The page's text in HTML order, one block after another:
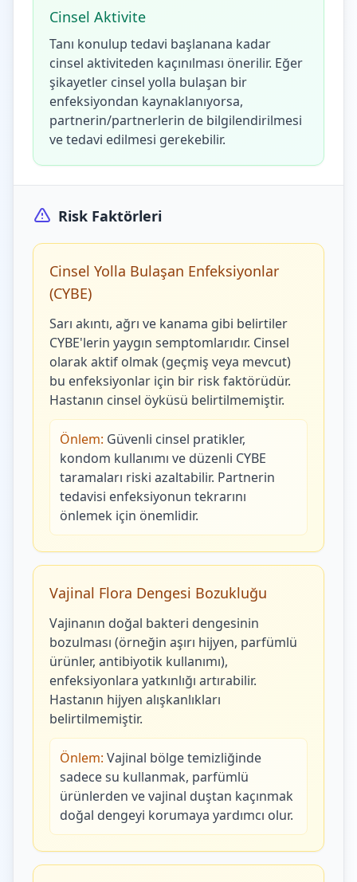
Cinsel Aktivite
Tanı konulup tedavi başlanana kadar
cinsel aktiviteden kaçınılması önerilir. Eğer
şikayetler cinsel yolla bulaşan bir
enfeksiyondan kaynaklanıyorsa,
partnerin/partnerlerin de bilgilendirilmesi
ve tedavi edilmesi gerekebilir.
Risk Faktörleri
Cinsel Yolla Bulaşan Enfeksiyonlar
(CYBE)
Sarı akıntı, ağrı ve kanama gibi belirtiler
CYBE'lerin yaygın semptomlarıdır. Cinsel
olarak aktif olmak (geçmiş veya mevcut)
bu enfeksiyonlar için bir risk faktörüdür.
Hastanın cinsel öyküsü belirtilmemiştir.
Önlem: Güvenli cinsel pratikler,
kondom kullanımı ve düzenli CYBE
taramaları riski azaltabilir. Partnerin
tedavisi enfeksiyonun tekrarını
önlemek için önemlidir.
Vajinal Flora Dengesi Bozukluğu
Vajinanın doğal bakteri dengesinin
bozulması (örneğin aşırı hijyen, parfümlü
ürünler, antibiyotik kullanımı),
enfeksiyonlara yatkınlığı artırabilir.
Hastanın hijyen alışkanlıkları
belirtilmemiştir.
Önlem: Vajinal bölge temizliğinde
sadece su kullanmak, parfümlü
ürünlerden ve vajinal duştan kaçınmak
doğal dengeyi korumaya yardımcı olur.